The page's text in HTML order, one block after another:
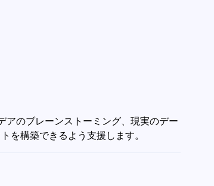
アのブレーンストーミング、現実のデー
を構築できるよう支援します。